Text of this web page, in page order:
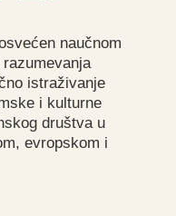
naučnom
istraživanje
i kulturne
društva u
evropskom i